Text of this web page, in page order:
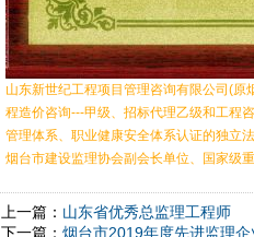
山东新世纪工程项目管理咨询有限公司(
程造价咨询---甲级、招标代理乙级和工程
管理体系、职业健康安全体系认证的独立
烟台市建设监理协会副会长单位、国家级
上一篇： 山东省优秀总监理工程师
下一篇： 烟台市2019年度先进监理企